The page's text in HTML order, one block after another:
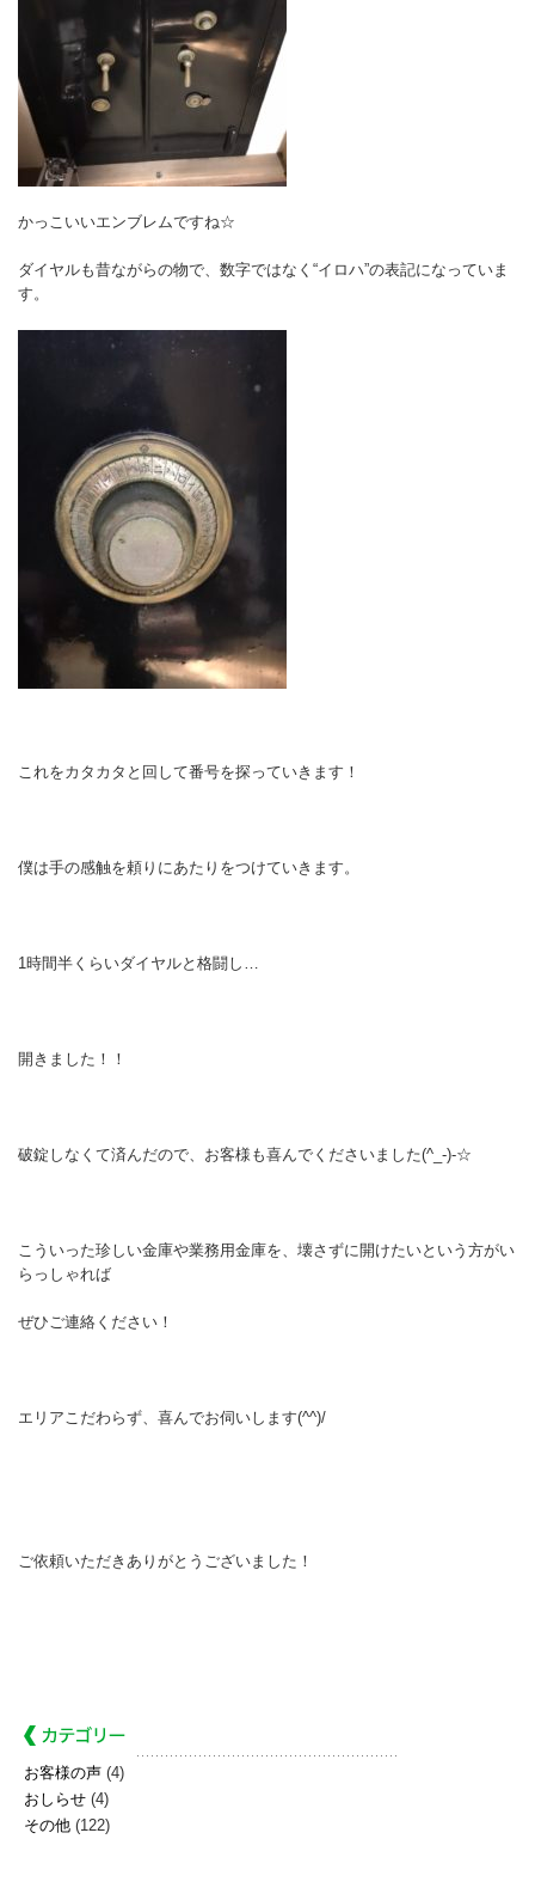
かっこいいエンブレムですね☆
ダイヤルも昔ながらの物で、数字ではなく“イロハ”の表記になっていま
す。
これをカタカタと回して番号を探っていきます！
僕は手の感触を頼りにあたりをつけていきます。
1時間半くらいダイヤルと格闘し…
開きました！！
破錠しなくて済んだので、お客様も喜んでくださいました(^_-)-☆
こういった珍しい金庫や業務用金庫を、壊さずに開けたいという方がい
らっしゃれば
ぜひご連絡ください！
エリアこだわらず、喜んでお伺いします(^^)/
ご依頼いただきありがとうございました！
お客様の声 (4)
おしらせ (4)
その他 (122)